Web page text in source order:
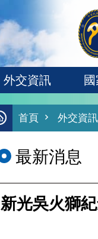
外交資訊
首頁 外交資訊
最新消息
新光吳火獅